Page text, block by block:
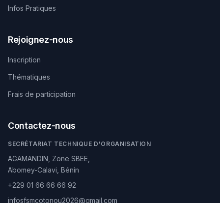
Infos Pratiques
Rejoignez-nous
Inscription
Thématiques
Frais de participation
Contactez-nous
SECRÉTARIAT TECHNIQUE D'ORGANISATION
AGAMANDIN, Zone SBEE,
Abomey-Calavi, Bénin
+229 01 66 66 66 92
infosfsmcotonou2026@gmail.com